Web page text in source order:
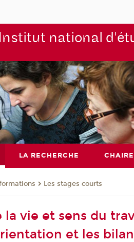
Institut national
LA RECHERCHE
Les stages courts
la vie et sens du
et les